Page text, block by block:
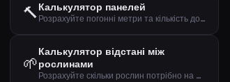
🔨Калькулятор панелей
Розрахуйте погонні метри та кількість дощок для панелювання
🌱
Калькулятор відстані між
рослинами
Розрахуйте скільки рослин потрібно на основі площі та відстані